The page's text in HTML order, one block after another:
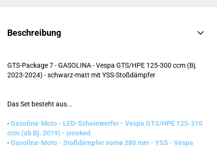
Beschreibung
GTS-Package 7 - GASOLINA - Vespa GTS/HPE 125-300 ccm (Bj.
2023-2024) - schwarz-matt mit YSS-Stoßdämpfer
Das Set besteht aus...
-Gasolina-Moto - LED-Scheinwerfer - Vespa GTS/HPE 125-310
ccm (ab Bj. 2019) - smoked
-Gasolina-Moto - Stoßdämpfer vorne 280 mm - YSS - Vespa